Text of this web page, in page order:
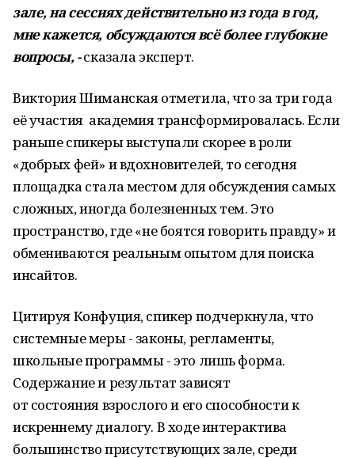
зале, на сессиях действительно из года в год,
мне кажется, обсуждаются всё более глубокие
вопросы, -сказала эксперт.
Виктория Шиманская отметила, что за три года
её участия академия трансформировалась. Если
раньше спикеры выступали скорее в роли
«добрых фей» и вдохновителей, то сегодня
площадка стала местом для обсуждения самых
сложных, иногда болезненных тем. Это
пространство, где «не боятся говорить правду» и
обмениваются реальным опытом для поиска
инсайтов.
Цитируя Конфуция, спикер подчеркнула, что
системные меры - законы, регламенты,
школьные программы - это лишь форма.
Содержание и результат зависят
от состояния взрослого и его способности к
искреннему диалогу. В ходе интерактива
большинство присутствующих зале, среди